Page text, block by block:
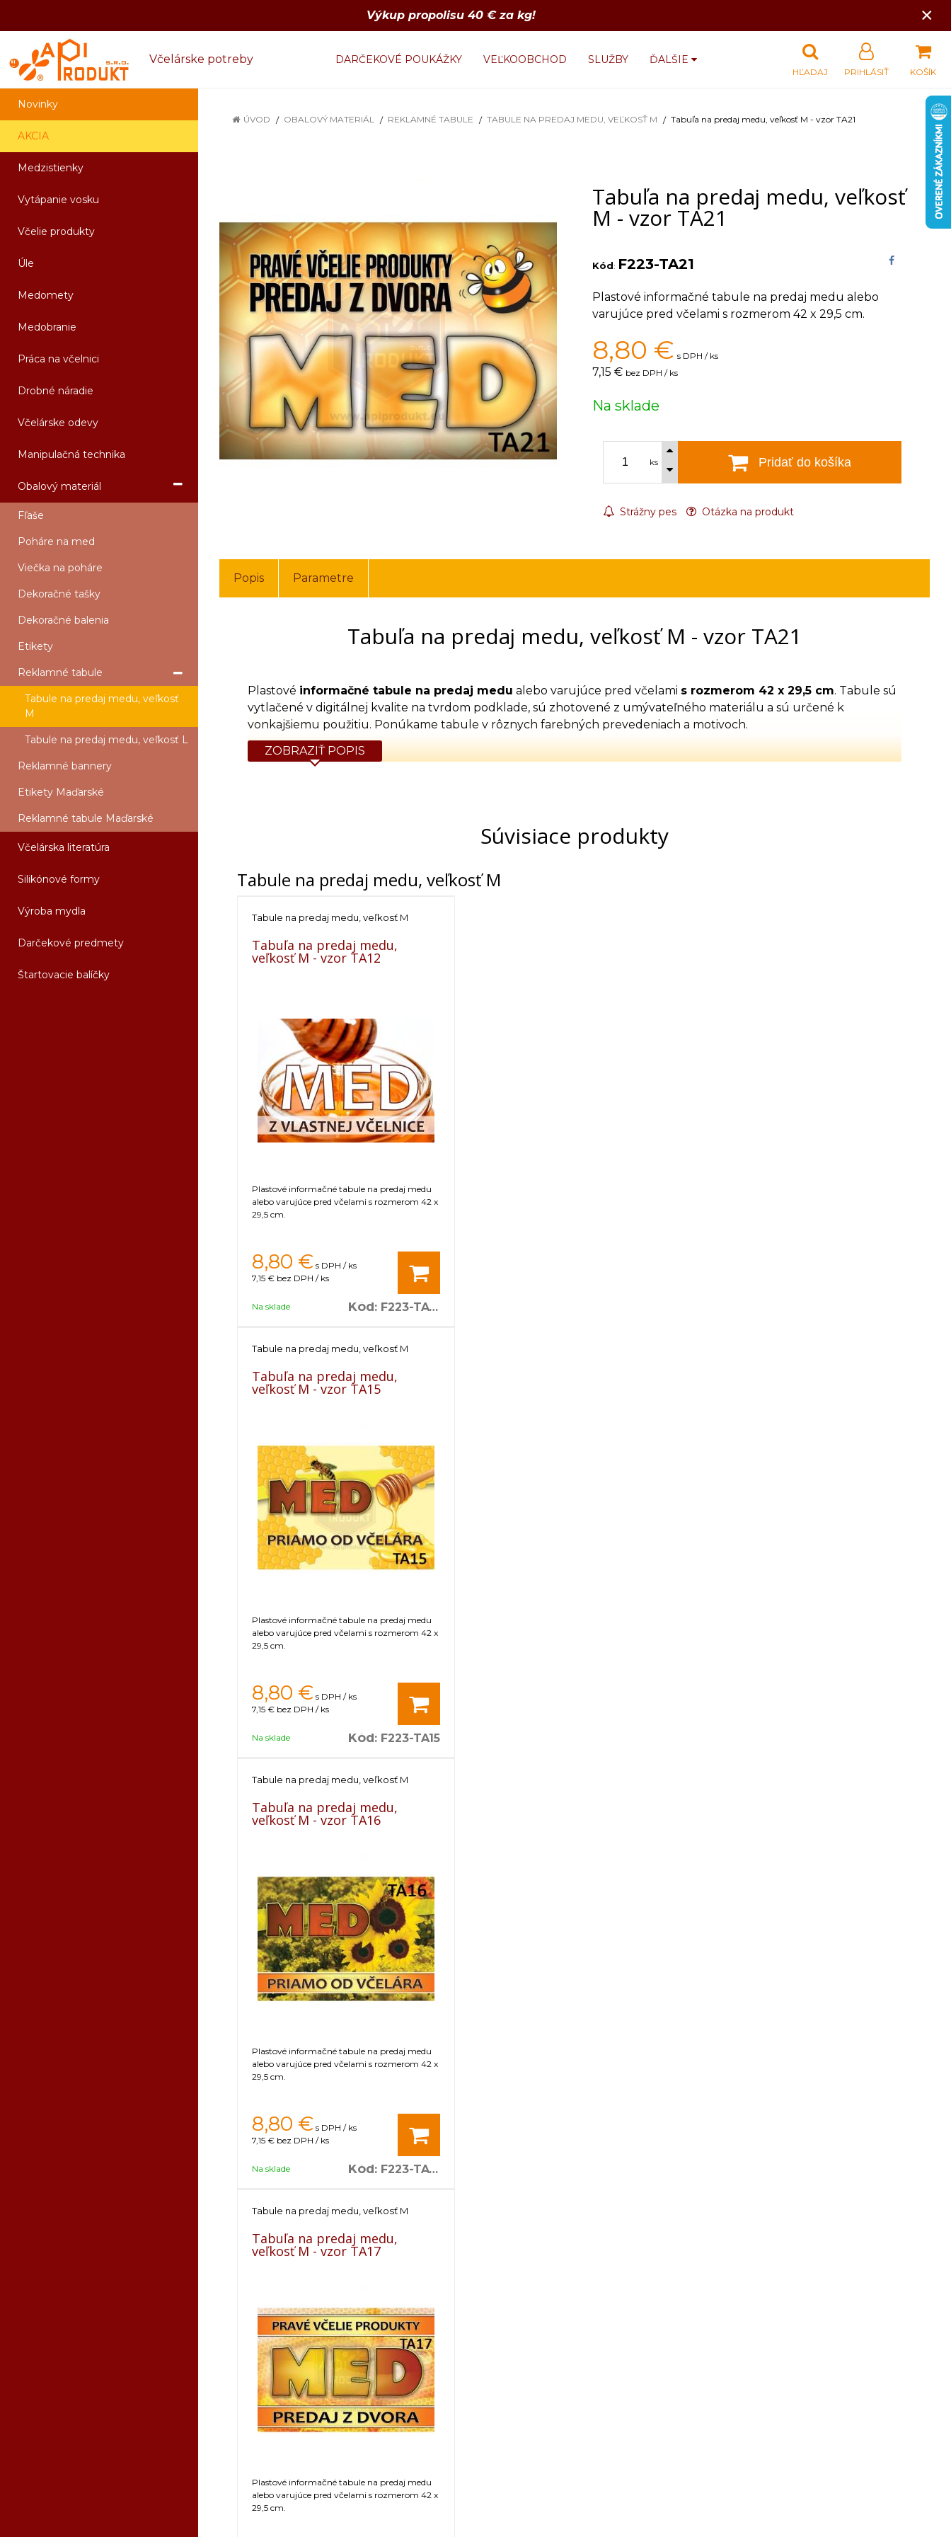
Výkup propolisu 40 € za kg! ×
Včelárske potreby DARČEKOVÉ POUKÁŽKY VEĽKOOBCHOD SLUŽBY ĎALŠIE
KOŠÍK
PRIHLÁSIŤ
HĽADAJ
Novinky
AKCIA
Medzistienky
Vytápanie vosku
Včelie produkty
Úle
Medomety
Medobranie
Práca na včelnici
Drobné náradie
Včelárske odevy
Manipulačná technika
Obalový materiál
Fľaše
Poháre na med
Viečka na poháre
Dekoračné tašky
Dekoračné balenia
Etikety
Reklamné tabule
Tabule na predaj medu, veľkosť
M
Tabule na predaj medu, veľkosť L
Reklamné bannery
Etikety Maďarské
Reklamné tabule Maďarské
Včelárska literatúra
Silikónové formy
Výroba mydla
Darčekové predmety
Štartovacie balíčky
ÚVOD OBALOVÝ MATERIÁL REKLAMNÉ TABULE TABULE NA PREDAJ MEDU, VEĽKOSŤ M Tabuľa na predaj medu, veľkosť M - vzor TA21
Tabuľa na predaj medu, veľkosť
M - vzor TA21
Kód: F223-TA21
Plastové informačné tabule na predaj medu alebo
varujúce pred včelami s rozmerom 42 x 29,5 cm.
8,80 € s DPH / ks
7,15 € bez DPH / ks
Na sklade
ks Pridať do košíka
Strážny pes Otázka na produkt
Popis Parametre
Tabuľa na predaj medu, veľkosť M - vzor TA21
Plastové informačné tabule na predaj medu alebo varujúce pred včelami s rozmerom 42 x 29,5 cm. Tabule sú
vytlačené v digitálnej kvalite na tvrdom podklade, sú zhotovené z umývateľného materiálu a sú určené k
vonkajšiemu použitiu. Ponúkame tabule v rôznych farebných prevedeniach a motivoch.
ZOBRAZIŤ POPIS
Súvisiace produkty
Tabule na predaj medu, veľkosť M
Tabule na predaj medu, veľkosť M
Tabuľa na predaj medu,
veľkosť M - vzor TA12
Plastové informačné tabule na predaj medu
alebo varujúce pred včelami s rozmerom 42 x
29,5 cm.
8,80 € s DPH / ks
7,15 € bez DPH / ks
Na sklade Kód: F223-TA12
Tabule na predaj medu, veľkosť M
Tabuľa na predaj medu,
veľkosť M - vzor TA15
Plastové informačné tabule na predaj medu
alebo varujúce pred včelami s rozmerom 42 x
29,5 cm.
8,80 € s DPH / ks
7,15 € bez DPH / ks
Na sklade Kód: F223-TA15
Tabule na predaj medu, veľkosť M
Tabuľa na predaj medu,
veľkosť M - vzor TA16
Plastové informačné tabule na predaj medu
alebo varujúce pred včelami s rozmerom 42 x
29,5 cm.
8,80 € s DPH / ks
7,15 € bez DPH / ks
Na sklade Kód: F223-TA16
Tabule na predaj medu, veľkosť M
Tabuľa na predaj medu,
veľkosť M - vzor TA17
Plastové informačné tabule na predaj medu
alebo varujúce pred včelami s rozmerom 42 x
29,5 cm.